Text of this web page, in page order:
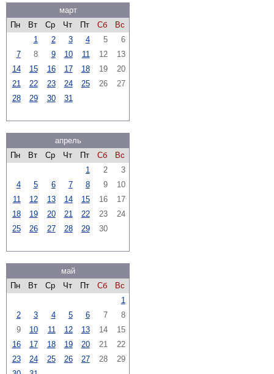
март
Пн
Вт Ср Чт Пт Сб
Вс
1
2 3 4 5
6
7
8 9 10 11 12
13
14
15 16 17 18 19
20
21
22 23 24 25 26
27
28
29 30 31
апрель
Пн
Вт Ср Чт Пт Сб
Вс
1
2
3
4
5 6 7 8 9
10
11
12 13 14 15 16
17
18
19 20 21 22 23
24
25
26 27 28 29 30
май
Пн
Вт Ср Чт Пт Сб
Вс
1
2
3 4 5 6 7
8
9
10 11 12 13 14
15
16
17 18 19 20 21
22
23
24 25 26 27 28
29